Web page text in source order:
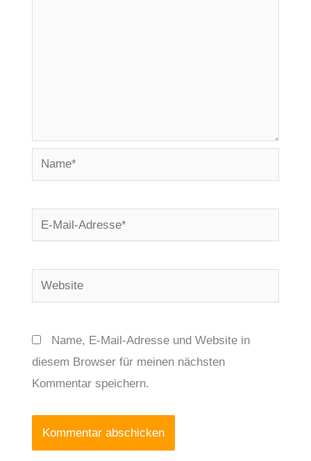
Name*
E-
Mail-
Website
Name, E-Mail-Adresse und Website in
diesem Browser für meinen nächsten
Kommentar speichern.